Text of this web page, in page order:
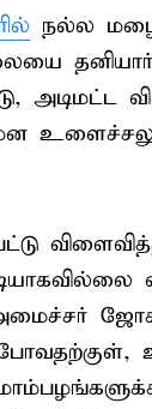
நல்ல
அடிமட்ட